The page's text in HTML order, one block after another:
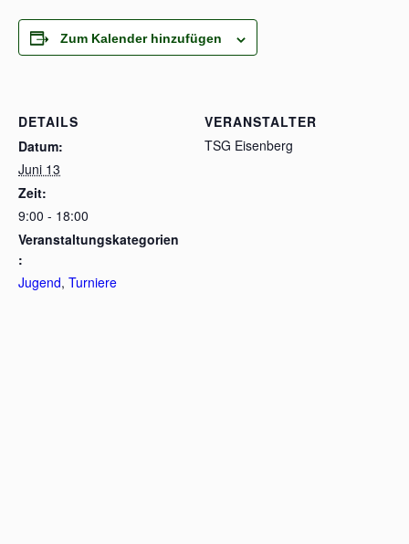
Zum Kalender hinzufügen
DETAILS
Datum:
Juni 13
Zeit:
9:00 - 18:00
Veranstaltungskategorien
:
Jugend, Turniere
VERANSTALTER
TSG Eisenberg